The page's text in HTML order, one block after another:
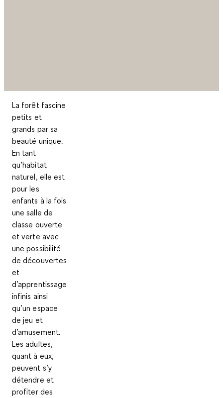
La forêt fascine
petits et
grands par sa
beauté unique.
En tant
qu’habitat
naturel, elle est
pour les
enfants à la fois
une salle de
classe ouverte
et verte avec
une possibilité
de découvertes
et
d’apprentissage
infinis ainsi
qu’un espace
de jeu et
d’amusement.
Les adultes,
quant à eux,
peuvent s’y
détendre et
profiter des